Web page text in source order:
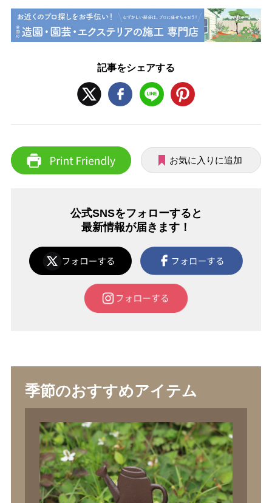
記事をシェアする
お気に入りに追加
公式SNSをフォローすると
最新情報が届きます！
季節のおすすめアイテム